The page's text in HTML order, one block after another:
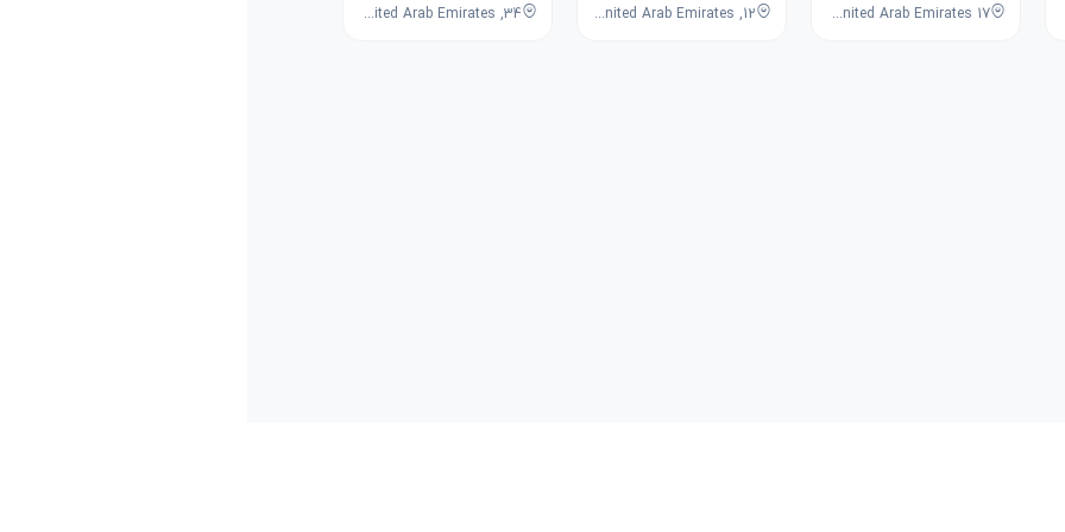
17 Baniyas Rd - Deira - Al Rigga - Dubai - United Arab Emirates
12, 18th Street, Al Rigga, Deira, Dubai, Dubai, United Arab Emirates
34, 6th Street, Al Quoz, Dubai, Dubai, United Arab Emirates